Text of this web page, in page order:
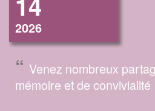
2026
“ Venez nombreux
mémoire et de convivialité